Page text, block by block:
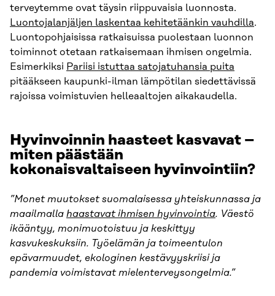
terveytemme ovat täysin riippuvaisia luonnosta.
Luontojalanjäljen laskentaa kehitetäänkin vauhdilla.
Luontopohjaisissa ratkaisuissa puolestaan luonnon
toiminnot otetaan ratkaisemaan ihmisen ongelmia.
Esimerkiksi Pariisi istuttaa satojatuhansia puita
pitääkseen kaupunki-ilman lämpötilan siedettävissä
rajoissa voimistuvien helleaaltojen aikakaudella.
Hyvinvoinnin haasteet kasvavat –
miten päästään
kokonaisvaltaiseen hyvinvointiin?
”Monet muutokset suomalaisessa yhteiskunnassa ja
maailmalla haastavat ihmisen hyvinvointia. Väestö
ikääntyy, monimuotoistuu ja keskittyy
kasvukeskuksiin. Työelämän ja toimeentulon
epävarmuudet, ekologinen kestävyyskriisi ja
pandemia voimistavat mielenterveysongelmia.”